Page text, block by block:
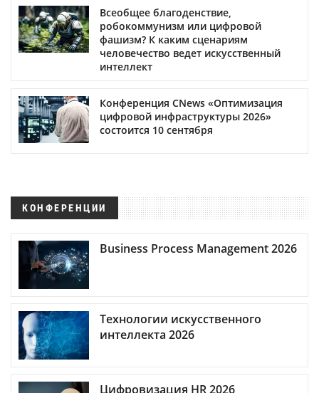
Всеобщее благоденствие,
робокоммунизм или цифровой
фашизм? К каким сценариям
человечество ведет искусственный
интеллект
Конференция CNews «Оптимизация
цифровой инфраструктуры 2026»
состоится 10 сентября
КОНФЕРЕНЦИИ
Business Process Management 2026
Технологии искусственного
интеллекта 2026
Цифровизация HR 2026